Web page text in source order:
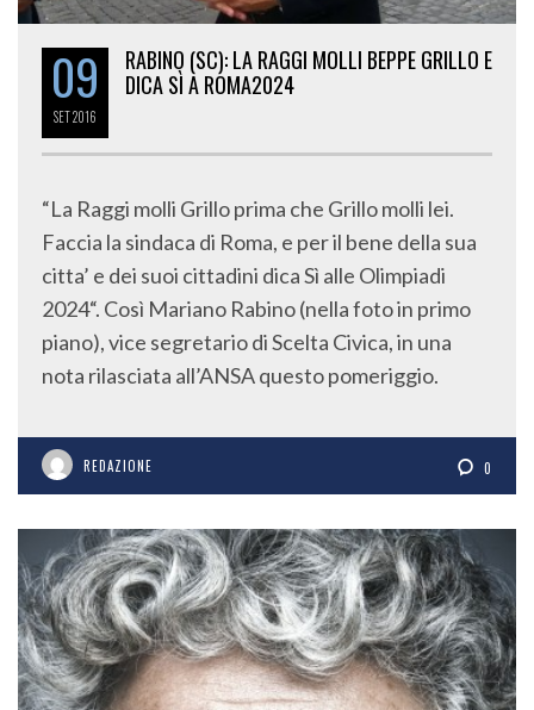
09
SET2016
RABINO (SC): LA RAGGI MOLLI BEPPE GRILLO E
DICA SÌ A ROMA2024
“La Raggi molli Grillo prima che Grillo molli lei.
Faccia la sindaca di Roma, e per il bene della sua
citta’ e dei suoi cittadini dica Sì alle Olimpiadi
2024“. Così Mariano Rabino (nella foto in primo
piano), vice segretario di Scelta Civica, in una
nota rilasciata all’ANSA questo pomeriggio.
REDAZIONE 0